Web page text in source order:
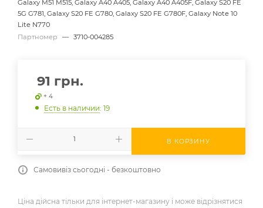
Galaxy M51 M515, Galaxy A40 A405, Galaxy A40 A405F, Galaxy S20 FE
5G G781, Galaxy S20 FE G780, Galaxy S20 FE G780F, Galaxy Note 10
Lite N770
Партномер
— 3710-004285
91 грн.
+ 4
Есть в наличии: 19
В КОРЗИНУ
Самовивіз сьогодні - безкоштовно
Ціна дійсна тільки для інтернет-магазину і може відрізнятися